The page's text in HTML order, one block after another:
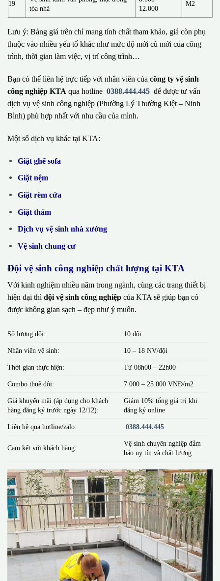
19
tòa nhà
12.000
M2
Lưu ý: Bảng giá trên chỉ mang tính chất tham khảo, giá còn phụ
thuộc vào nhiều yếu tố khác như mức độ mới cũ mới của công
trình, thời gian làm việc, vị trí công trình…
Bạn có thể liên hệ trực tiếp với nhân viên của công ty vệ sinh
công nghiệp KTA qua hotline 0388.444.445 để được tư vấn
dịch vụ vệ sinh công nghiệp (Phường Lý Thường Kiệt – Ninh
Bình) phù hợp nhất với nhu cầu của mình.
Một số dịch vụ khác tại KTA:
Giặt ghế sofa
Giặt nệm
Giặt rèm cửa
Giặt thảm
Dịch vụ vệ sinh nhà xưởng
Vệ sinh chung cư
Đội vệ sinh công nghiệp chất lượng tại KTA
Với kinh nghiệm nhiều năm trong ngành, cùng các trang thiết bị
hiện đại thì đội vệ sinh công nghiệp của KTA sẽ giúp bạn có
được không gian sạch – đẹp như ý muốn.
Số lượng đội: 10 đội
Nhân viên vệ sinh: 10 – 18 NV/đội
Thời gian thực hiện: Từ 08h00 – 22h00
Combo thuê đội: 7.000 – 25.000 VNĐ/m2
Giá khuyến mãi (áp dụng cho khách
hàng đăng ký trước ngày 12/12):
Giảm 10% tổng giá trị khi
đăng ký online
Liên hệ qua hotline/zalo: 0388.444.445
Cam kết với khách hàng:
Vệ sinh chuyên nghiệp đảm
bảo uy tín và chất lượng